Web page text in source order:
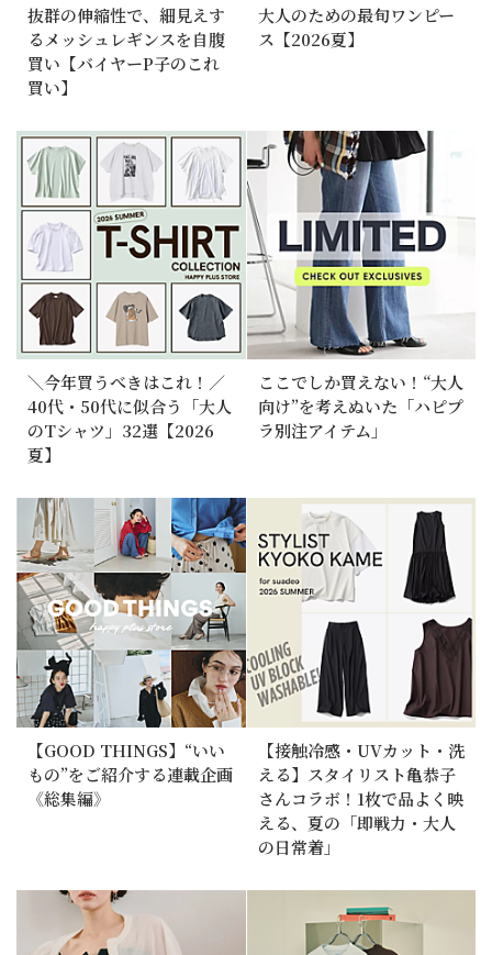
抜群の伸縮性で、細見えす
るメッシュレギンスを自腹
買い【バイヤーP子のこれ
買い】
大人のための最旬ワンピー
ス【2026夏】
＼今年買うべきはこれ！／
40代・50代に似合う「大人
のTシャツ」32選【2026
夏】
ここでしか買えない！“大人
向け”を考えぬいた「ハピプ
ラ別注アイテム」
【GOOD THINGS】“いい
もの”をご紹介する連載企画
《総集編》
【接触冷感・UVカット・洗
える】スタイリスト亀恭子
さんコラボ！1枚で品よく映
える、夏の「即戦力・大人
の日常着」